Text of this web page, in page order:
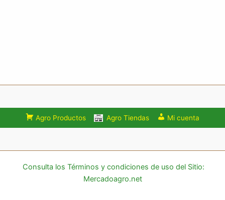
Agro Productos Agro Tiendas Mi cuenta
Consulta los Términos y condiciones de uso del Sitio:
Mercadoagro.net